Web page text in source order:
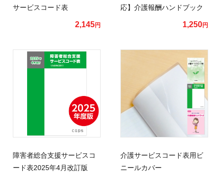
サービスコード表
2,145円
応】介護報酬ハンドブック
1,250円
障害者総合支援サービスコ
ード表2025年4月改訂版
介護サービスコード表用ビ
ニールカバー